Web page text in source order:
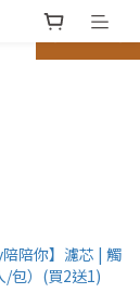
prev next